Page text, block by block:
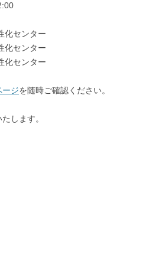
化センター
化センター
化センター
ージを随時ご確認ください。
します。